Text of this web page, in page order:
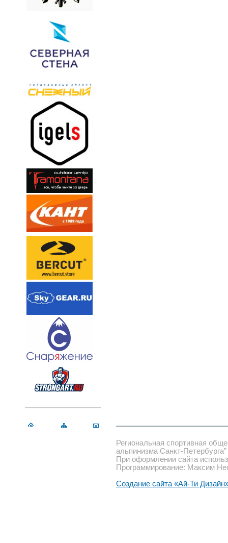
Региональная спортивная
альпинизма Санкт-Петербурга”
При оформлении сайта
Программирование: Максим
Создание сайта «Ай-Ти